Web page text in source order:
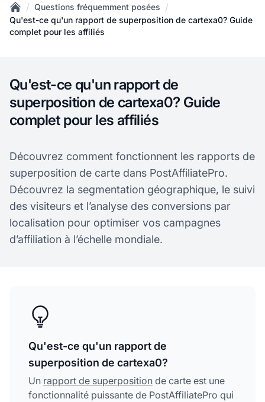
Home
/ Questions fréquemment posées /
Qu'est-ce qu'un rapport de superposition de cartexa0? Guide
complet pour les affiliés
Qu'est-ce qu'un rapport de
superposition de cartexa0? Guide
complet pour les affiliés
Découvrez comment fonctionnent les rapports de
superposition de carte dans PostAffiliatePro.
Découvrez la segmentation géographique, le suivi
des visiteurs et l’analyse des conversions par
localisation pour optimiser vos campagnes
d’affiliation à l’échelle mondiale.
Qu'est-ce qu'un rapport de
superposition de cartexa0?
Un rapport de superposition de carte est une
fonctionnalité puissante de PostAffiliatePro qui